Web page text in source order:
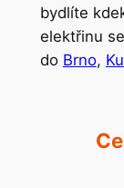
bydlíte
elektřinu
do Brno,